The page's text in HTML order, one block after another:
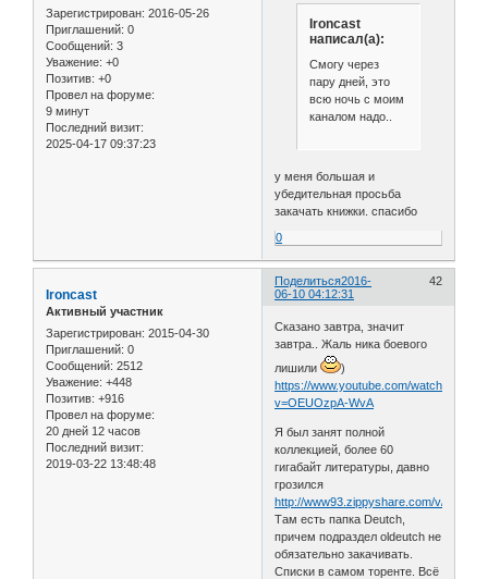
Зарегистрирован: 2016-05-26
Приглашений: 0
Сообщений: 3
Уважение: +0
Позитив: +0
Провел на форуме:
9 минут
Последний визит:
2025-04-17 09:37:23
Ironcast
написал(а):
Смогу через
пару дней, это
всю ночь с моим
каналом надо..
у меня большая и
убедительная просьба
закачать книжки. спасибо
0
Поделиться 42
2016-
06-10 04:12:31
Ironcast
Активный участник
Зарегистрирован: 2015-04-30
Приглашений: 0
Сообщений: 2512
Уважение: +448
Позитив: +916
Провел на форуме:
20 дней 12 часов
Последний визит:
2019-03-22 13:48:48
Сказано завтра, значит
завтра.. Жаль ника боевого
лишили
)
https://www.youtube.com/watch?
v=OEUOzpA-WvA
Я был занят полной
коллекцией, более 60
гигабайт литературы, давно
грозился
http://www93.zippyshare.com/v/
Там есть папка Deutch,
причем подраздел oldeutch не
обязательно закачивать.
Списки в самом торенте. Всё